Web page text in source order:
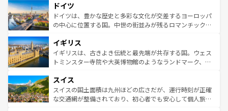
せる。地方によって風土や気候が異なるスペインはその個
性で訪れる人を魅了する。 なお、新着のスペイン情報は コ
ンテンツ一覧を参照してほしい。
で、幅広い魅力が詰まっている。華麗な宮殿、歴史的な大
聖堂、美しいビーチ、そして豊かな自然が、訪れる者を心
から魅了する。また、フランスは美食の国としても知ら
いる。シャンパンの発祥地であるランス、プロヴァンスの
香り高いラベンダー畑など、多彩な楽しみ方が可能だ。さ
らに、パリ以外の地域にも魅力が溢れており、どの街角に
れる地方に足を運ぶとそれぞれで全く異なる文化を体験で
きるだろう。 なお、新着のフランス情報はコンテンツ一覧
を参照してほしい。
ドイツ
ドイツは、豊かな歴史と多彩な文化が交差するヨーロッパ
の中心に位置する国。中世の街並みが残るロマンチック街
顔を持つこの国は、どこを歩いても飽きることがない。ベ
ルリンの文化的活気、バイエルン州のアルプスの絶景、そ
してライン川沿いのワイン畑といった風景は必見。ビール
は、お酒好きな人にはぜひ体験してほしい。 なお、新着の
ドイツ情報はコンテンツ一覧を参照してほしい。
イギリス
イギリスは、古きよき伝統と最先端が共存する国。ウェス
トミンスター寺院や大英博物館のようなランドマーク、歴
リアごとに異なる魅力がある。また、優雅なアフタヌーン
ティー、ビール好きにはたまらない英国パブ、サッカー観
戦など、本場だからこそできる体験も豊富。イギリスを旅
スイス
スイスの国土面積は九州ほどの広さだが、運行時刻が正確
な交通網が整備されており、初心者でも安心して個人旅行